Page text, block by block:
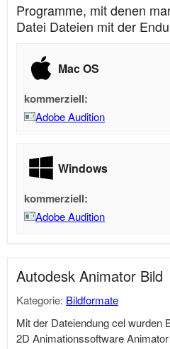
Programme, mit denen
Datei Dateien mit der
Mac OS
kommerziell:
Adobe Audition
Windows
kommerziell:
Adobe Audition
Autodesk Animator Bild
Kategorie: Bildformate
Mit der Dateiendung cel wurden
2D Animationssoftware